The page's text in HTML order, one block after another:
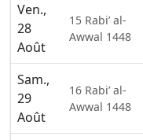
Ven.,
28
Août
15 Rabi’ al-
Awwal 1448
Sam.,
29
Août
16 Rabi’ al-
Awwal 1448